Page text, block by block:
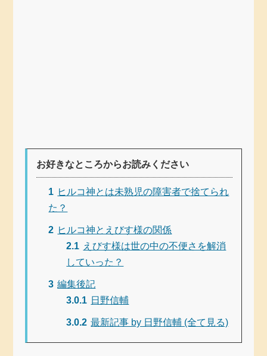
お好きなところからお読みください
1 ヒルコ神とは未熟児の障害者で捨てられ
た？
2 ヒルコ神とえびす様の関係
2.1 えびす様は世の中の不便さを解消
していった？
3 編集後記
3.0.1 日野信輔
3.0.2 最新記事 by 日野信輔 (全て見る)